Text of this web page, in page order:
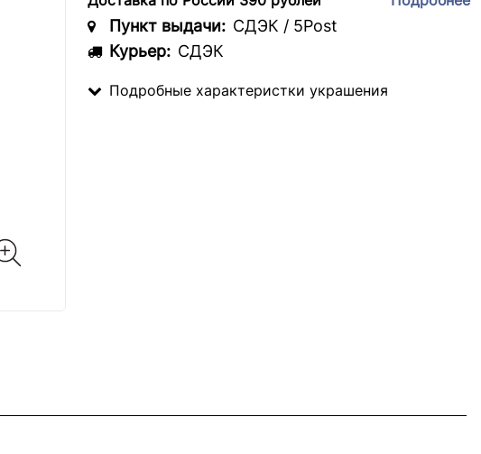
Пункт выдачи: СДЭК / 5Post
Курьер: СДЭК
Подробные характеристки украшения